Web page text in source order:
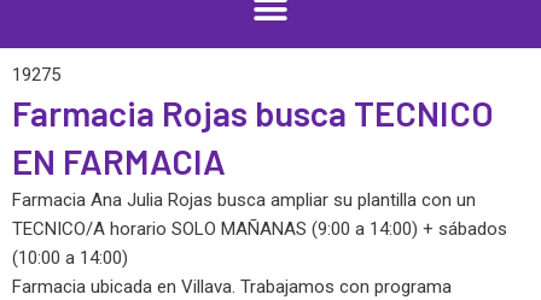
19275
Farmacia Rojas busca TECNICO
EN FARMACIA
Farmacia Ana Julia Rojas busca ampliar su plantilla con un
TECNICO/A horario SOLO MAÑANAS (9:00 a 14:00) + sábados
(10:00 a 14:00)
Farmacia ubicada en Villava. Trabajamos con programa